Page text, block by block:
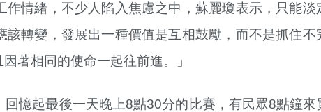
情緒，不少人陷入焦慮之中，蘇麗瓊表示，只能淡
轉變，發展出一種價值是互相鼓勵，而不是抓住不
著相同的使命一起往前進。」
憶起最後一天晚上8點30分的比賽，有民眾8點鐘來